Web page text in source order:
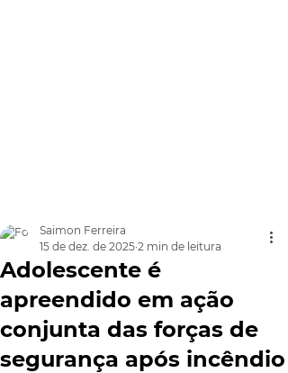
Adolescente é
apreendido em ação
conjunta das forças de
segurança após incêndio
Saimon Ferreira
15 de dez. de 2025 2 min de leitura